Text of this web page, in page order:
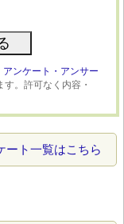
アンケート・アンサー
。許可なく内容・
ート一覧はこちら